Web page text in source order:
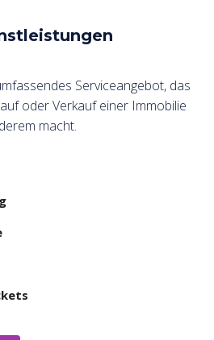
Serviceangebot, das
oder Verkauf einer Immobilie
macht.